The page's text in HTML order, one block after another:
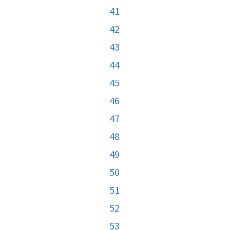
41
42
43
44
45
46
47
48
49
50
51
52
53